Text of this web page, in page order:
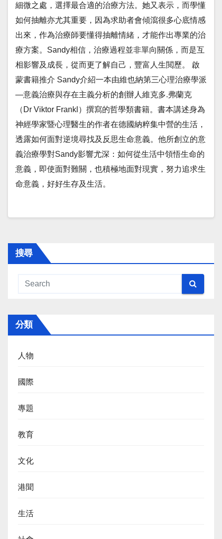
細微之處，選擇最合適的治療方法。她又表示，而學懂
如何抽離亦尤其重要，因為求助者會傾瀉很多心底情感
出來，作為治療師要懂得抽離情緒，才能作出專業的治
療方案。Sandy相信，治療過程並非單向關係，而是互
相影響及成長，從而更了解自己，豐富人生閲歷。 啟
蒙書籍推介 Sandy介紹一本由維也納第三心理治療學派
—意義治療與存在主義分析的創辦人維克多.弗蘭克
（Dr Viktor Frankl）撰寫的哲學類書籍。書本講述身為
神經學家暨心理醫生的作者在德國納粹集中營的生活，
透露如何面對逆境尋找及反思生命意義。他所創立的意
義治療學對Sandy影響尤深：如何從生活中領悟生命的
意義，即使面對難關，也積極地面對現實，努力追求生
命意義，好好生存及生活。
搜尋
分類
人物
國際
專題
教育
文化
港聞
生活